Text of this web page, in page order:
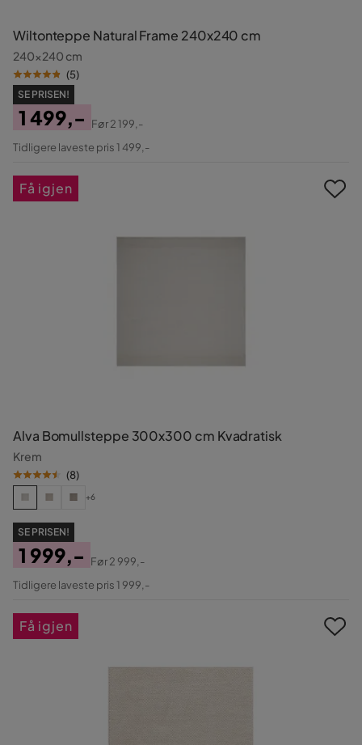
Wiltonteppe Natural Frame 240x240 cm
240x240 cm
(5)
SE PRISEN!
Pris
1 499,-
Original
Før2 199,-
Tidligere laveste pris 1 499,-
Alva Bomullsteppe 300x300 cm Kvadratisk
Krem
(8)
+6
SE PRISEN!
Pris
1 999,-
Original
Før2 999,-
Tidligere laveste pris 1 999,-
Få igjen
Få igjen